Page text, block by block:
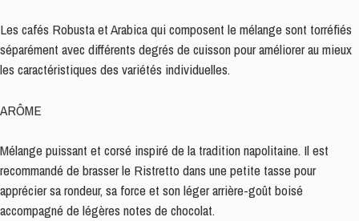
Les cafés Robusta et Arabica qui composent le mélange sont torréfiés
séparément avec différents degrés de cuisson pour améliorer au mieux
les caractéristiques des variétés individuelles.
ARÔME
Mélange puissant et corsé inspiré de la tradition napolitaine. Il est
recommandé de brasser le Ristretto dans une petite tasse pour
apprécier sa rondeur, sa force et son léger arrière-goût boisé
accompagné de légères notes de chocolat.